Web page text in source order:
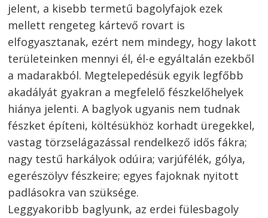
jelent, a kisebb termetű bagolyfajok ezek
mellett rengeteg kártevő rovart is
elfogyasztanak, ezért nem mindegy, hogy lakott
területeinken mennyi él, él-e egyáltalán ezekből
a madarakból. Megtelepedésük egyik legfőbb
akadályát gyakran a megfelelő fészkelőhelyek
hiánya jelenti. A baglyok ugyanis nem tudnak
fészket építeni, költésükhöz korhadt üregekkel,
vastag törzselágazással rendelkező idős fákra;
nagy testű harkályok odúira; varjúfélék, gólya,
egerészölyv fészkeire; egyes fajoknak nyitott
padlásokra van szüksége.
Leggyakoribb baglyunk, az erdei fülesbagoly